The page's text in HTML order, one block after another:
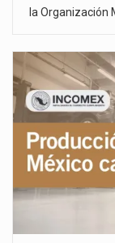
la Organización